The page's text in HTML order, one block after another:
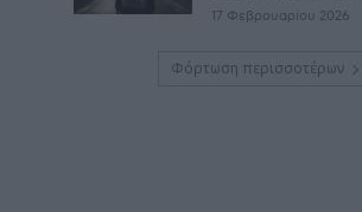
17 Φεβρουαρίου 2026
Φόρτωση περισσοτέρων